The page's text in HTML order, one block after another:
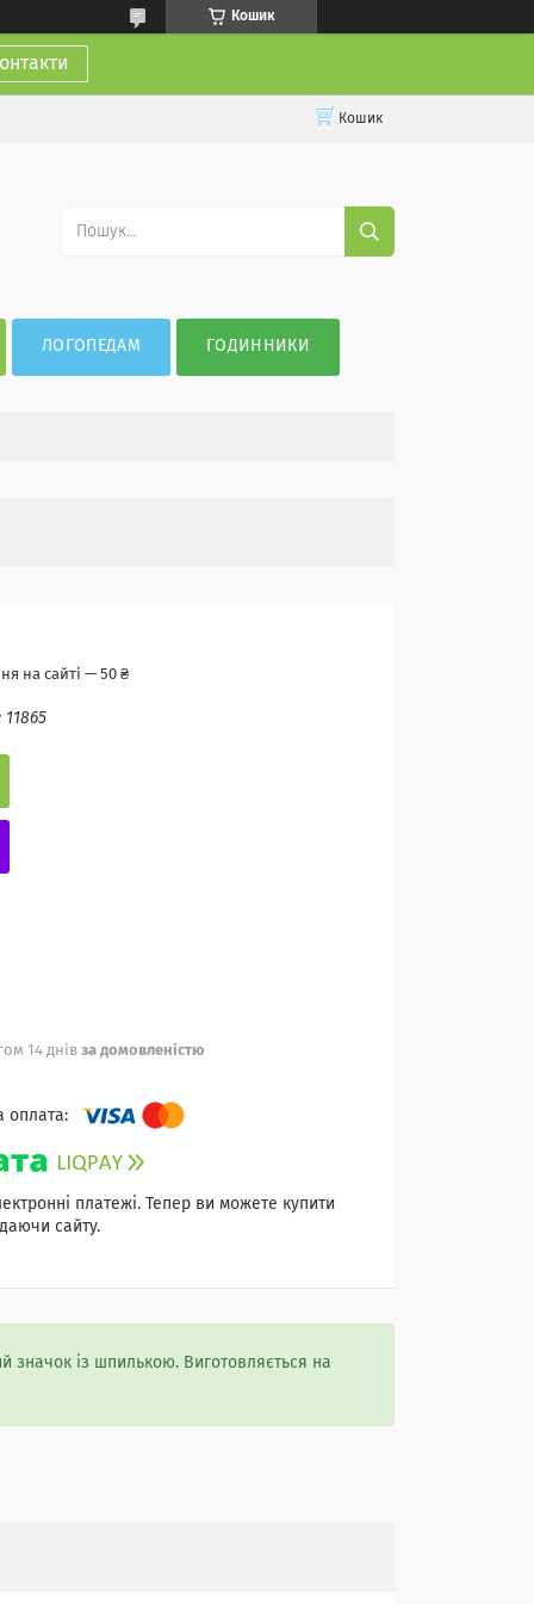
Кошик
Кошик
ЛОГОПЕДАМ ГОДИННИКИ
на сайті — 50 ₴
11865
14 днів за домовленістю
платежі. Тепер ви можете купити
сайту.
значок із шпилькою. Виготовляється на